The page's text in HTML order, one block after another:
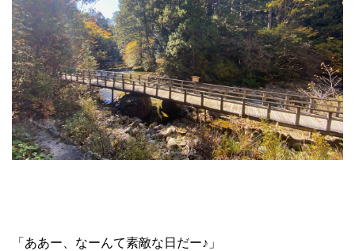
「ああー、なーんて素敵な日だー♪」